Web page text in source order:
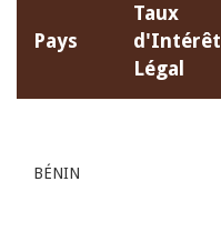
Pays
Taux
d'Intérêt
Légal
BÉNIN